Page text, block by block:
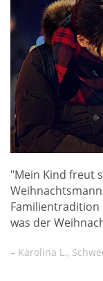
"Mein Kind freut
Familientradition
was der
– Karolina L.,